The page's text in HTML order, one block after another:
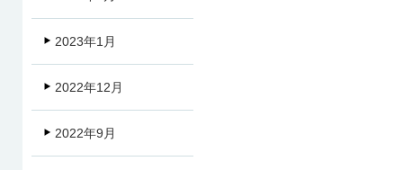
2023年1月
2022年12月
2022年9月